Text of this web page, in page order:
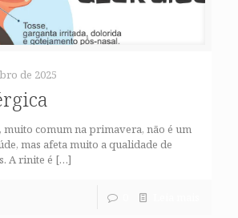
de 2025
muito comum na primavera, não é um
mas afeta muito a qualidade de
A rinite é […]